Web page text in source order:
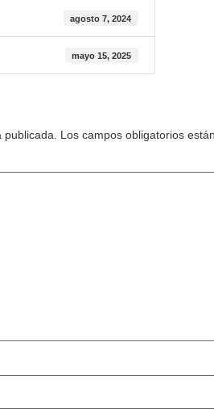
agosto 7, 2024
mayo 15, 2025
Los campos obligatorios